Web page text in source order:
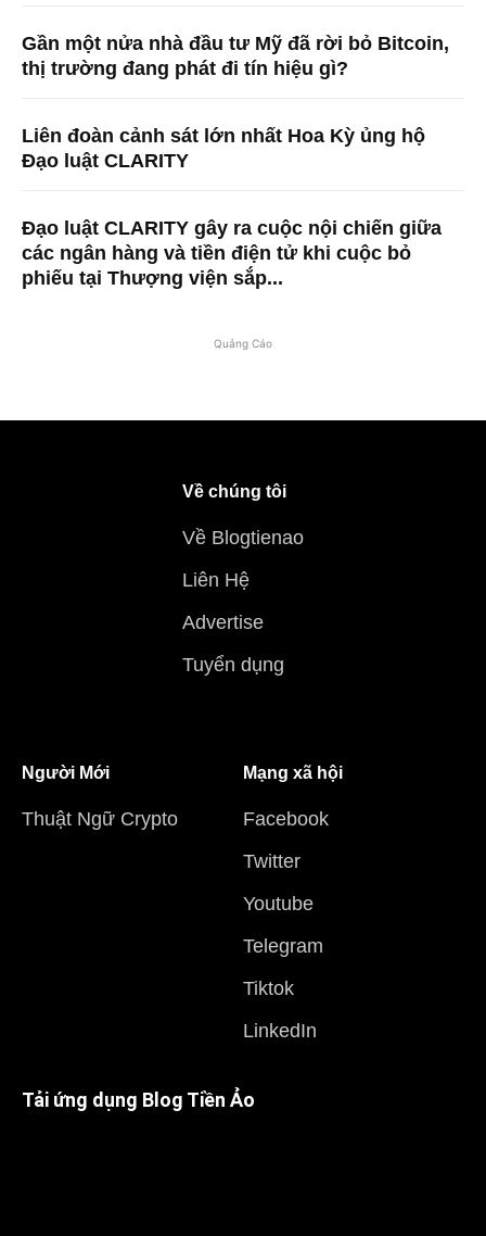
Gần một nửa nhà đầu tư Mỹ đã rời bỏ Bitcoin,
thị trường đang phát đi tín hiệu gì?
Liên đoàn cảnh sát lớn nhất Hoa Kỳ ủng hộ
Đạo luật CLARITY
Đạo luật CLARITY gây ra cuộc nội chiến giữa
các ngân hàng và tiền điện tử khi cuộc bỏ
phiếu tại Thượng viện sắp...
Quảng Cáo
Về chúng tôi
Về Blogtienao
Liên Hệ
Advertise
Tuyển dụng
Người Mới
Thuật Ngữ Crypto
Mạng xã hội
Facebook
Twitter
Youtube
Telegram
Tiktok
LinkedIn
Tải ứng dụng Blog Tiền Ảo